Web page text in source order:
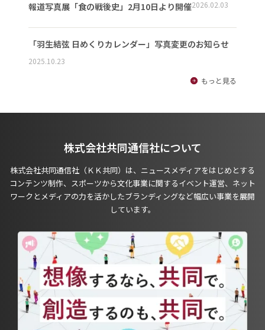
報道写真展「食の戦後史」2月10日より開催2026.02.03
「羽生結弦 日めくりカレンダー」写真変更のお知らせ
2025.10.23
もっと見る
株式会社共同通信社について
株式会社共同通信社（ＫＫ共同）は、ニュースメディアをはじめとする
コンテンツ制作、スポーツから文化事業に関するイベント運営、ネット
ワークとメディアの力を活かしたブランディングなど幅広い事業を展開
しています。